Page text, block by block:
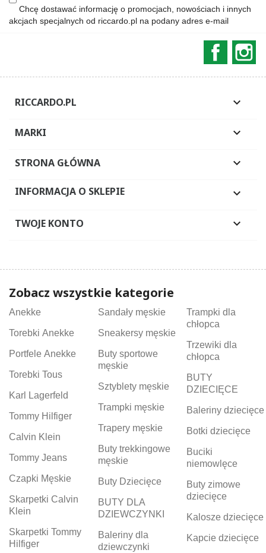
Chcę dostawać informację o promocjach, nowościach i innych
akcjach specjalnych od riccardo.pl na podany adres e-mail
RICCARDO.PL 
MARKI 
STRONA GŁÓWNA 
INFORMACJA O SKLEPIE 
TWOJE KONTO 
Zobacz wszystkie kategorie
Anekke
Torebki Anekke
Portfele Anekke
Torebki Tous
Karl Lagerfeld
Tommy Hilfiger
Calvin Klein
Tommy Jeans
Czapki Męskie
Skarpetki Calvin
Klein
Skarpetki Tommy
Hilfiger
Sandały męskie
Sneakersy męskie
Buty sportowe
męskie
Sztyblety męskie
Trampki męskie
Trapery męskie
Buty trekkingowe
męskie
Buty Dziecięce
BUTY DLA
DZIEWCZYNKI
Baleriny dla
dziewczynki
Trampki dla
chłopca
Trzewiki dla
chłopca
BUTY
DZIECIĘCE
Baleriny dziecięce
Botki dziecięce
Buciki
niemowlęce
Buty zimowe
dziecięce
Kalosze dziecięce
Kapcie dziecięce